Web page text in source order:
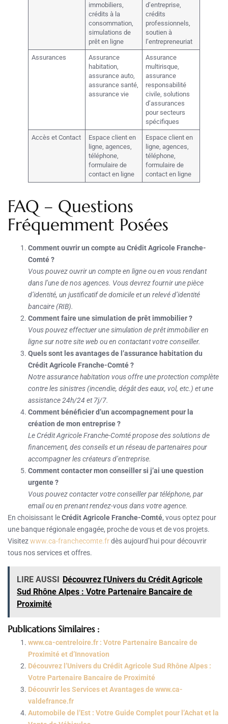
immobiliers,
crédits à la
consommation,
simulations de
prêt en ligne
d’entreprise,
crédits
professionnels,
soutien à
l’entrepreneuriat
Assurances
Assurance
habitation,
assurance auto,
assurance santé,
assurance vie
Assurance
multirisque,
assurance
responsabilité
civile, solutions
d’assurances
pour secteurs
spécifiques
Accès et Contact
Espace client en
ligne, agences,
téléphone,
formulaire de
contact en ligne
Espace client en
ligne, agences,
téléphone,
formulaire de
contact en ligne
FAQ – Questions
Fréquemment Posées
Comment ouvrir un compte au Crédit Agricole Franche-
Comté ?
Vous pouvez ouvrir un compte en ligne ou en vous rendant
dans l’une de nos agences. Vous devrez fournir une pièce
d’identité, un justificatif de domicile et un relevé d’identité
bancaire (RIB).
Comment faire une simulation de prêt immobilier ?
Vous pouvez effectuer une simulation de prêt immobilier en
ligne sur notre site web ou en contactant votre conseiller.
Quels sont les avantages de l’assurance habitation du
Crédit Agricole Franche-Comté ?
Notre assurance habitation vous offre une protection complète
contre les sinistres (incendie, dégât des eaux, vol, etc.) et une
assistance 24h/24 et 7j/7.
Comment bénéficier d’un accompagnement pour la
création de mon entreprise ?
Le Crédit Agricole Franche-Comté propose des solutions de
financement, des conseils et un réseau de partenaires pour
accompagner les créateurs d’entreprise.
Comment contacter mon conseiller si j’ai une question
urgente ?
Vous pouvez contacter votre conseiller par téléphone, par
email ou en prenant rendez-vous dans votre agence.
En choisissant leCrédit Agricole Franche-Comté, vous optez pour
une banque régionale engagée, proche de vous et de vos projets.
Visitezwww.ca-franchecomte.frdès aujourd’hui pour découvrir
tous nos services et offres.
LIRE AUSSI Découvrez l'Univers du Crédit Agricole
Sud Rhône Alpes : Votre Partenaire Bancaire de
Proximité
Publications Similaires :
www.ca-centreloire.fr : Votre Partenaire Bancaire de
Proximité et d’Innovation
Découvrez l’Univers du Crédit Agricole Sud Rhône Alpes :
Votre Partenaire Bancaire de Proximité
Découvrir les Services et Avantages de www.ca-
valdefrance.fr
Automobile de l’Est : Votre Guide Complet pour l’Achat et la